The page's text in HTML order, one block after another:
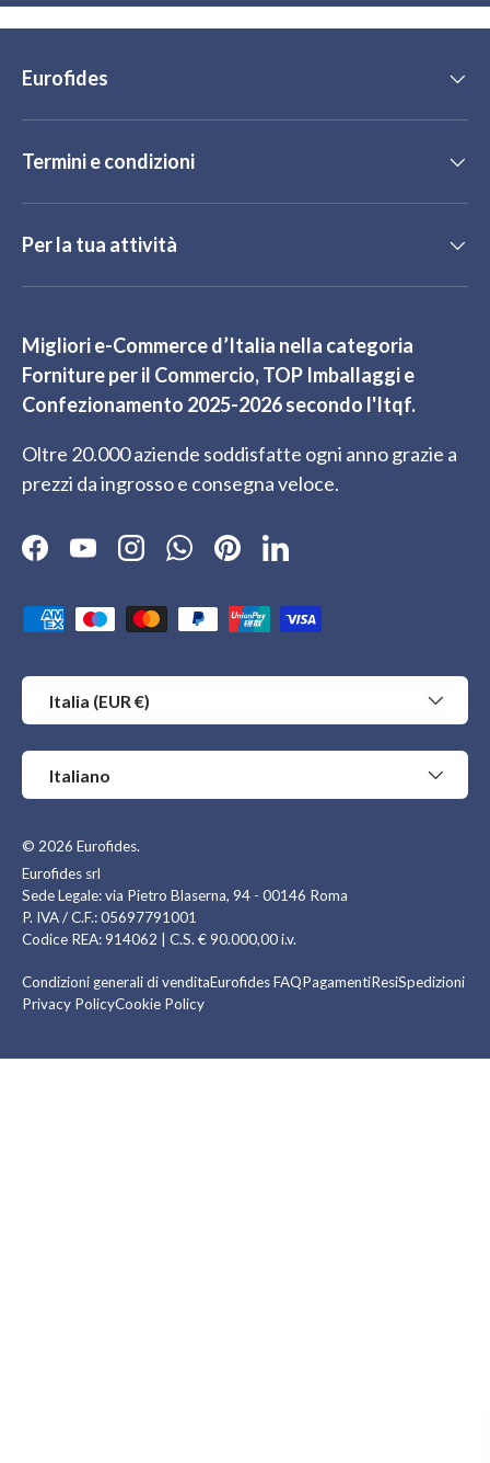
Eurofides
Termini e condizioni
Per la tua attività
Migliori e-Commerce d’Italia nella categoria
Forniture per il Commercio, TOP Imballaggi e
Confezionamento 2025-2026 secondo l'Itqf.
Oltre 20.000 aziende soddisfatte ogni anno grazie a
prezzi da ingrosso e consegna veloce.
Facebook
YouTubeInstagramWhatsApp
PinterestLinkedIn
Metodi di pagamento accettati
Italia (EUR €)
Italiano
© 2026 Eurofides.
Eurofides srl
Sede Legale: via Pietro Blaserna, 94 - 00146 Roma
P. IVA / C.F.: 05697791001
Codice REA: 914062 | C.S. € 90.000,00 i.v.
Condizioni generali di venditaEurofides FAQPagamentiResiSpedizioni
Privacy PolicyCookie Policy